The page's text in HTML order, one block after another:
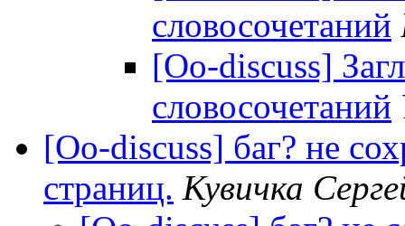
словосочетаний
[Oo-discuss]
словосочетаний
[Oo-discuss] баг? не
страниц. Кувичка